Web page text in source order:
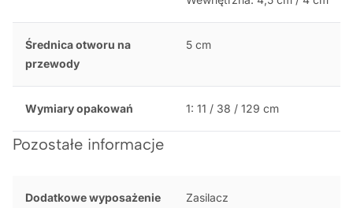
Średnica otworu na
przewody
5 cm
Wymiary opakowań 1: 11 / 38 / 129 cm
Pozostałe informacje
Dodatkowe wyposażenie
Zasilacz